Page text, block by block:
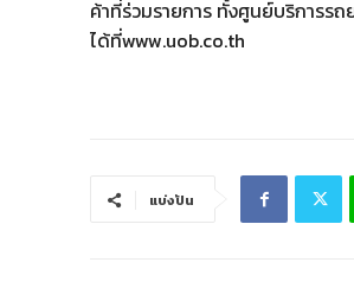
ค้าที่ร่วมรายการ ทั้งศูนย์บริการร
ได้ที่www.uob.co.th
แบ่งปัน